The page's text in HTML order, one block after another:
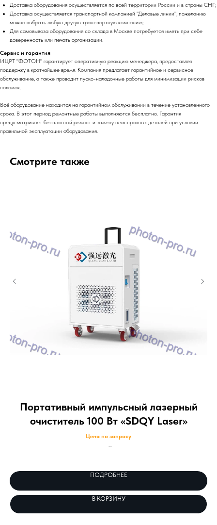
Доставка оборудования осуществляется по всей территории России и в страны СНГ;
Доставка осуществляется транспортной компанией "Деловые линии", пожеланию
можно выбрать любую другую транспортную компанию;
Для самовывоза оборудования со склада в Москве потребуется иметь при себе
доверенность или печать организации.
Сервис и гарантия
ИЦРТ "ФОТОН" гарантирует оперативную реакцию менеджера, предоставляя
поддержку в кратчайшее время. Компания предлагает гарантийное и сервисное
обслуживание, а также проводит пуско-наладочные работы для минимизации рисков
поломок.
Всё оборудование находится на гарантийном обслуживании в течение установленного
срока. В этот период ремонтные работы выполняются бесплатно. Гарантия
предусматривает бесплатный ремонт и замену неисправных деталей при условии
правильной эксплуатации оборудования.
Смотрите также
Портативный импульсный лазерный
очиститель 100 Вт «SDQY Laser»
Цена по запросу
рабочих местах.
ПОДРОБНЕЕ
В КОРЗИНУ